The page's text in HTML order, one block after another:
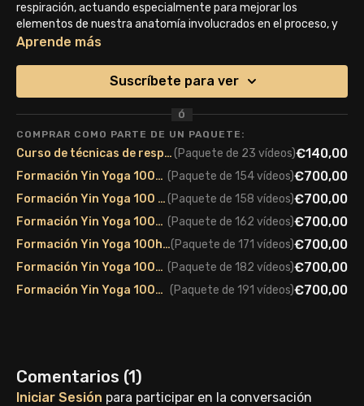
respiración, actuando especialmente para mejorar los
elementos de nuestra anatomía involucrados en el proceso, y
que normalmente todos tenemos restringidos con el paso del
Repite esta práctica, así como otras enfocadas al mismo
frecuencia para mejorar este proceso fisiológíco vital para
nuestra salud y estados de ánimo.
Infórmate también sobre nuestra formación en técnicas de
respiración y Pranayamas:
https://sevenseas.yoga/curso-de-
tecnicas-de-respiracion-y-pranayamas/
Gracias por acompañarnos 🙏
Aprende más
Suscríbete para ver
Ó
COMPRAR COMO PARTE DE UN PAQUETE:
Curso de técnicas de respiración y Pranayamas (Última edición)(Paquete de 23 vídeos)€140,00
Formación Yin Yoga 100h - Edición Junio24 (Paquete de 154 vídeos)€700,00
Formación Yin Yoga 100 - Edición Octubre 2024(Paquete de 158 vídeos)€700,00
Formación Yin Yoga 100h - Edición marzo 25 (Paquete de 162 vídeos)€700,00
Formación Yin Yoga 100h - Edición Junio 2025(Paquete de 171 vídeos)€700,00
Formación Yin Yoga 100h - Edición Noviembre 2025 (Paquete de 182 vídeos)€700,00
Formación Yin Yoga 100h. Edición Marzo 2026 (Paquete de 191 vídeos)€700,00
Comentarios (1)
Iniciar Sesión para participar en la conversación